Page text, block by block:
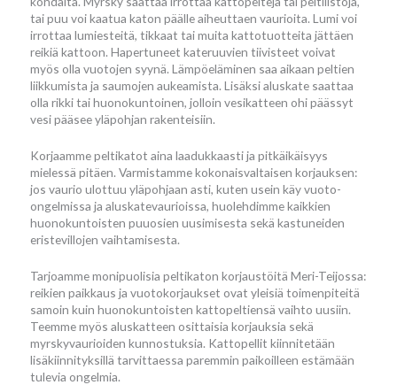
tai puu voi kaatua katon päälle aiheuttaen vaurioita. Lumi voi
irrottaa lumiesteitä, tikkaat tai muita kattotuotteita jättäen
reikiä kattoon. Hapertuneet kateruuvien tiivisteet voivat
myös olla vuotojen syynä. Lämpöeläminen saa aikaan peltien
liikkumista ja saumojen aukeamista. Lisäksi aluskate saattaa
olla rikki tai huonokuntoinen, jolloin vesikatteen ohi päässyt
vesi pääsee yläpohjan rakenteisiin.
Korjaamme peltikatot aina laadukkaasti ja pitkäikäisyys
mielessä pitäen. Varmistamme kokonaisvaltaisen korjauksen:
jos vaurio ulottuu yläpohjaan asti, kuten usein käy vuoto-
ongelmissa ja aluskatevaurioissa, huolehdimme kaikkien
huonokuntoisten puuosien uusimisesta sekä kastuneiden
eristevillojen vaihtamisesta.
Tarjoamme monipuolisia peltikaton korjaustöitä Meri-Teijossa:
reikien paikkaus ja vuotokorjaukset ovat yleisiä toimenpiteitä
samoin kuin huonokuntoisten kattopeltiensä vaihto uusiin.
Teemme myös aluskatteen osittaisia korjauksia sekä
myrskyvaurioiden kunnostuksia. Kattopellit kiinnitetään
lisäkiinnityksillä tarvittaessa paremmin paikoilleen estämään
tulevia ongelmia.